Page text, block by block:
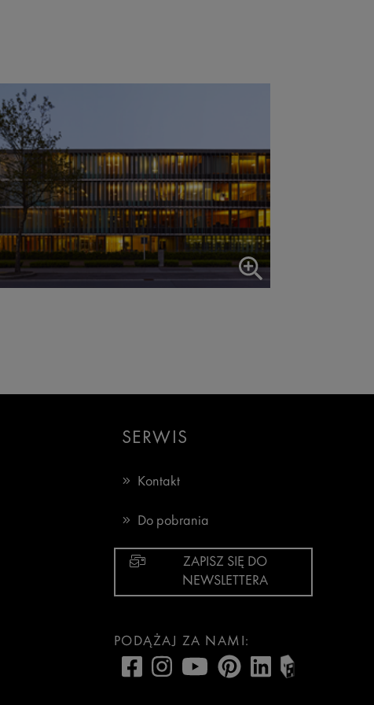
SERWIS
Kontakt
Do pobrania
ZAPISZ SIĘ DO
NEWSLETTERA
PODĄŻAJ ZA NAMI: